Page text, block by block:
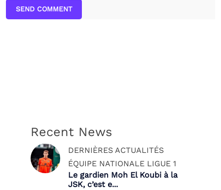
SEND COMMENT
Recent News
DERNIÈRES ACTUALITÉS
ÉQUIPE NATIONALE LIGUE 1
Le gardien Moh El Koubi à la
JSK, c’est e...